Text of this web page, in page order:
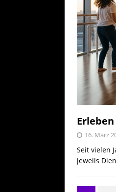
16. März
Seit vielen
jeweils